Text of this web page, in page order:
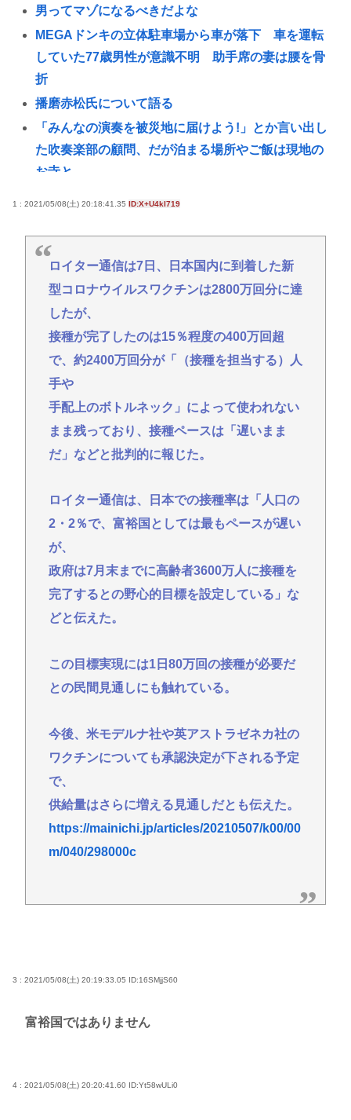
男ってマゾになるべきだよな
MEGAドンキの立体駐車場から車が落下 車を運転
していた77歳男性が意識不明 助手席の妻は腰を骨
折
播磨赤松氏について語る
「みんなの演奏を被災地に届けよう!」とか言い出し
た吹奏楽部の顧問、だが泊まる場所やご飯は現地の
お寺と
生が熊除
AIが指示なく個人や組織に対しサイバー攻撃…英政
府機関の性能評価試験中！
コストコのタダ券がポストに入ってた🌭行くべきな
の？石狩か北広島大曲だよな🚗
【GEZAN】マヒトゥ・ザ・ピーポーの性加害告白…
「個人の問題か、業界全体の問題か」議論が拡大
AI活用すればするほど残業が増える現実
【悲報】山里亮太さん、一般人のツイートに反撃開
始www
強化指示
【画像】椎名林檎（38）「チュートリアル徳井と対
談か…ちょっとセクシーな服着ていくか」
【Pickup05154359】
【動画あり】女性のみの冒険者パーティ、バルンブ
ルンすぎてすぐ男に狙われそう
Powered by livedoor 相互RSS
1 : 2021/05/08(土) 20:18:41.35 ID:X+U4kI719
ロイター通信は7日、日本国内に到着した新
型コロナウイルスワクチンは2800万回分に達
したが、
接種が完了したのは15％程度の400万回超
で、約2400万回分が「（接種を担当する）人
手や
手配上のボトルネック」によって使われない
まま残っており、接種ペースは「遅いまま
だ」などと批判的に報じた。
ロイター通信は、日本での接種率は「人口の
2・2％で、富裕国としては最もペースが遅い
が、
政府は7月末までに高齢者3600万人に接種を
完了するとの野心的目標を設定している」な
どと伝えた。
この目標実現には1日80万回の接種が必要だ
との民間見通しにも触れている。
今後、米モデルナ社や英アストラゼネカ社の
ワクチンについても承認決定が下される予定
で、
供給量はさらに増える見通しだとも伝えた。
https://mainichi.jp/articles/20210507/k00/00
m/040/298000c
3 : 2021/05/08(土) 20:19:33.05 ID:16SMjjS60
富裕国ではありません
4 : 2021/05/08(土) 20:20:41.60 ID:Yt58wULi0